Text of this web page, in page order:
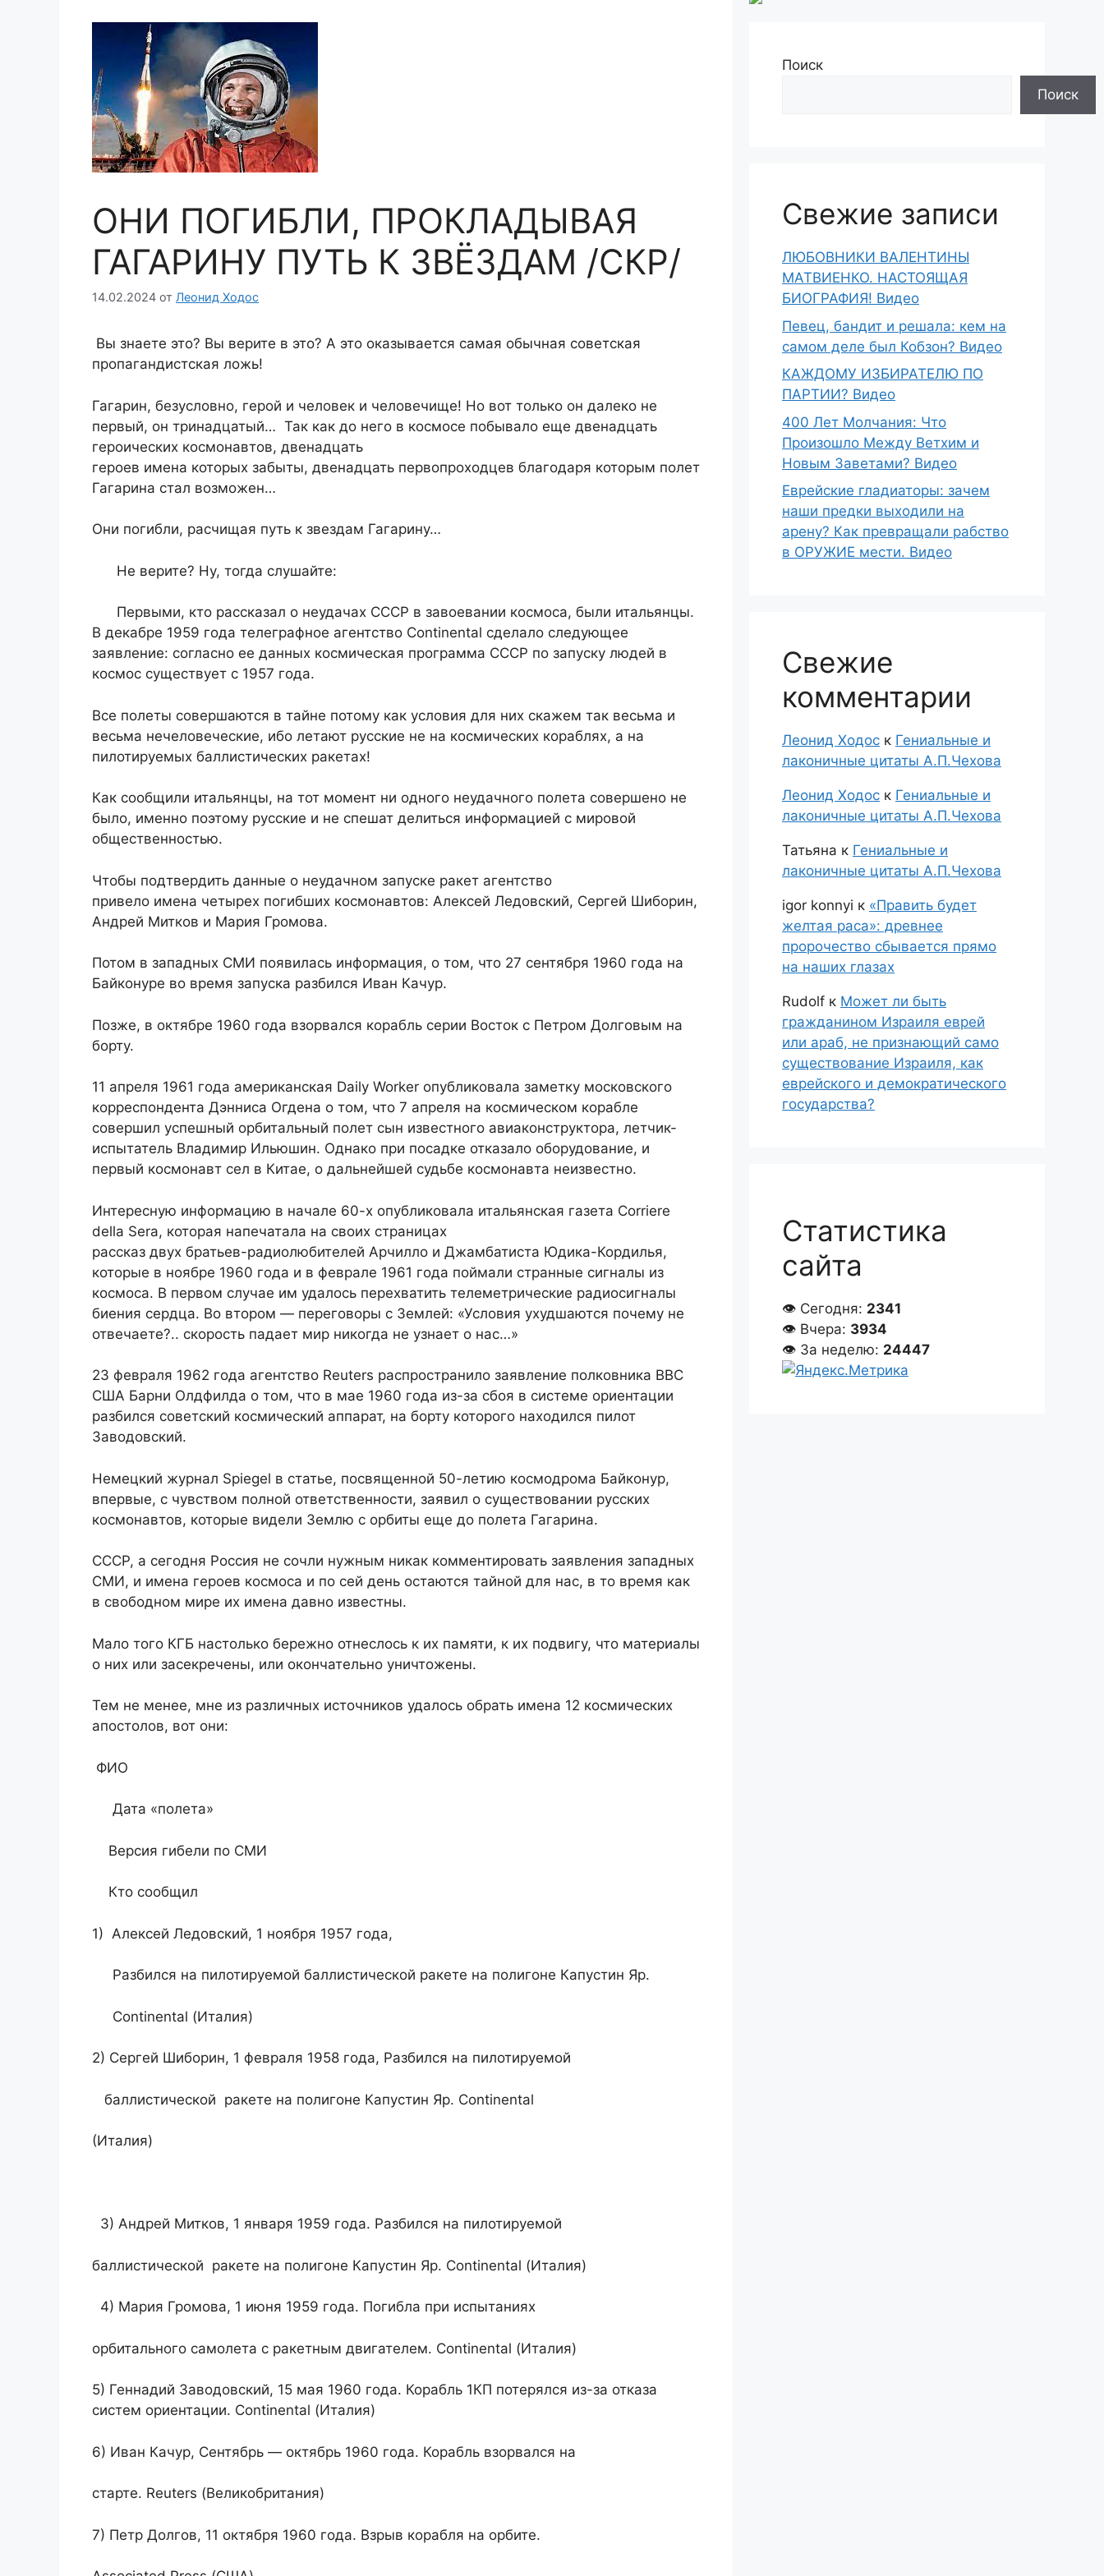
ОНИ ПОГИБЛИ, ПРОКЛАДЫВАЯ
ГАГАРИНУ ПУТЬ К ЗВЁЗДАМ /СКР/
14.02.2024 от Леонид Ходос
Вы знаете это? Вы верите в это? А это оказывается самая обычная советская
пропагандистская ложь!
Гагарин, безусловно, герой и человек и человечище! Но вот только он далеко не
первый, он тринадцатый… Так как до него в космосе побывало еще двенадцать
героических космонавтов, двенадцать
героев имена которых забыты, двенадцать первопроходцев благодаря которым полет
Гагарина стал возможен…
Они погибли, расчищая путь к звездам Гагарину…
Не верите? Ну, тогда слушайте:
Первыми, кто рассказал о неудачах СССР в завоевании космоса, были итальянцы.
В декабре 1959 года телеграфное агентство Continental сделало следующее
заявление: согласно ее данных космическая программа СССР по запуску людей в
космос существует с 1957 года.
Все полеты совершаются в тайне потому как условия для них скажем так весьма и
весьма нечеловеческие, ибо летают русские не на космических кораблях, а на
пилотируемых баллистических ракетах!
Как сообщили итальянцы, на тот момент ни одного неудачного полета совершено не
было, именно поэтому русские и не спешат делиться информацией с мировой
общественностью.
Чтобы подтвердить данные о неудачном запуске ракет агентство
привело имена четырех погибших космонавтов: Алексей Ледовский, Сергей Шиборин,
Андрей Митков и Мария Громова.
Потом в западных СМИ появилась информация, о том, что 27 сентября 1960 года на
Байконуре во время запуска разбился Иван Качур.
Позже, в октябре 1960 года взорвался корабль серии Восток с Петром Долговым на
борту.
11 апреля 1961 года американская Daily Worker опубликовала заметку московского
корреспондента Дэнниса Огдена о том, что 7 апреля на космическом корабле
совершил успешный орбитальный полет сын известного авиаконструктора, летчик-
испытатель Владимир Ильюшин. Однако при посадке отказало оборудование, и
первый космонавт сел в Китае, о дальнейшей судьбе космонавта неизвестно.
Интересную информацию в начале 60-х опубликовала итальянская газета Corriere
della Sera, которая напечатала на своих страницах
рассказ двух братьев-радиолюбителей Арчилло и Джамбатиста Юдика-Кордилья,
которые в ноябре 1960 года и в феврале 1961 года поймали странные сигналы из
космоса. В первом случае им удалось перехватить телеметрические радиосигналы
биения сердца. Во втором — переговоры с Землей: «Условия ухудшаются почему не
отвечаете?.. скорость падает мир никогда не узнает о нас…»
23 февраля 1962 года агентство Reuters распространило заявление полковника ВВС
США Барни Олдфилда о том, что в мае 1960 года из-за сбоя в системе ориентации
разбился советский космический аппарат, на борту которого находился пилот
Заводовский.
Немецкий журнал Spiegel в статье, посвященной 50-летию космодрома Байконур,
впервые, с чувством полной ответственности, заявил о существовании русских
космонавтов, которые видели Землю с орбиты еще до полета Гагарина.
СССР, а сегодня Россия не сочли нужным никак комментировать заявления западных
СМИ, и имена героев космоса и по сей день остаются тайной для нас, в то время как
в свободном мире их имена давно известны.
Мало того КГБ настолько бережно отнеслось к их памяти, к их подвигу, что материалы
о них или засекречены, или окончательно уничтожены.
Тем не менее, мне из различных источников удалось обрать имена 12 космических
апостолов, вот они:
ФИО
Дата «полета»
Версия гибели по СМИ
Кто сообщил
1) Алексей Ледовский, 1 ноября 1957 года,
Разбился на пилотируемой баллистической ракете на полигоне Капустин Яр.
Continental (Италия)
2) Сергей Шиборин, 1 февраля 1958 года, Разбился на пилотируемой
баллистической ракете на полигоне Капустин Яр. Continental
(Италия)
3) Андрей Митков, 1 января 1959 года. Разбился на пилотируемой
баллистической ракете на полигоне Капустин Яр. Continental (Италия)
4) Мария Громова, 1 июня 1959 года. Погибла при испытаниях
орбитального самолета с ракетным двигателем. Continental (Италия)
5) Геннадий Заводовский, 15 мая 1960 года. Корабль 1КП потерялся из-за отказа
систем ориентации. Continental (Италия)
6) Иван Качур, Сентябрь — октябрь 1960 года. Корабль взорвался на
старте. Reuters (Великобритания)
7) Петр Долгов, 11 октября 1960 года. Взрыв корабля на орбите.
Поиск
Поиск
Свежие записи
ЛЮБОВНИКИ ВАЛЕНТИНЫ
МАТВИЕНКО. НАСТОЯЩАЯ
БИОГРАФИЯ! Видео
Певец, бандит и решала: кем на
самом деле был Кобзон? Видео
КАЖДОМУ ИЗБИРАТЕЛЮ ПО
ПАРТИИ? Видео
400 Лет Молчания: Что
Произошло Между Ветхим и
Новым Заветами? Видео
Еврейские гладиаторы: зачем
наши предки выходили на
арену? Как превращали рабство
в ОРУЖИЕ мести. Видео
Свежие
комментарии
Леонид Ходос к Гениальные и
лаконичные цитаты А.П.Чехова
Леонид Ходос к Гениальные и
лаконичные цитаты А.П.Чехова
Татьяна к Гениальные и
лаконичные цитаты А.П.Чехова
igor konnyi к «Править будет
желтая раса»: древнее
пророчество сбывается прямо
на наших глазах
Rudolf к Может ли быть
гражданином Израиля еврей
или араб, не признающий само
существование Израиля, как
еврейского и демократического
государства?
Статистика
сайта
👁 Сегодня: 2341
👁 Вчера: 3934
👁 За неделю: 24447